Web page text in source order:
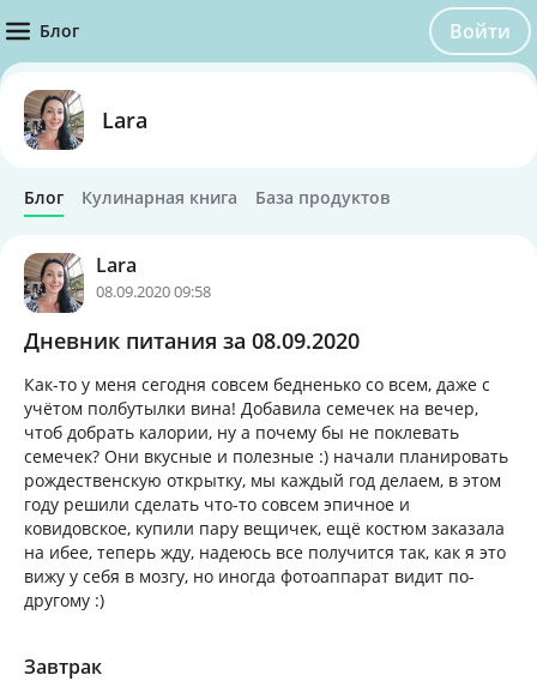
Блог Войти
Lara
Блог Кулинарная книга База продуктов
Lara
08.09.2020 09:58
Дневник питания за 08.09.2020
Как-то у меня сегодня совсем бедненько со всем, даже с
учётом полбутылки вина! Добавила семечек на вечер,
чтоб добрать калории, ну а почему бы не поклевать
семечек? Они вкусные и полезные :) начали планировать
рождественскую открытку, мы каждый год делаем, в этом
году решили сделать что-то совсем эпичное и
ковидовское, купили пару вещичек, ещё костюм заказала
на ибее, теперь жду, надеюсь все получится так, как я это
вижу у себя в мозгу, но иногда фотоаппарат видит по-
другому :)
Завтрак